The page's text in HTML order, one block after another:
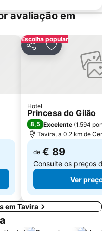
Golf Club
da Balaia
da Rocha Baixinha
do Peneco
avaliação em
Escolha popular
PartilharAdicionar
Hotel
Princesa do Gilão
8,5 Excelente (1.594
Tavira, a 0.2 km de
de € 89
Consulte os preços
Ver
em Tavira